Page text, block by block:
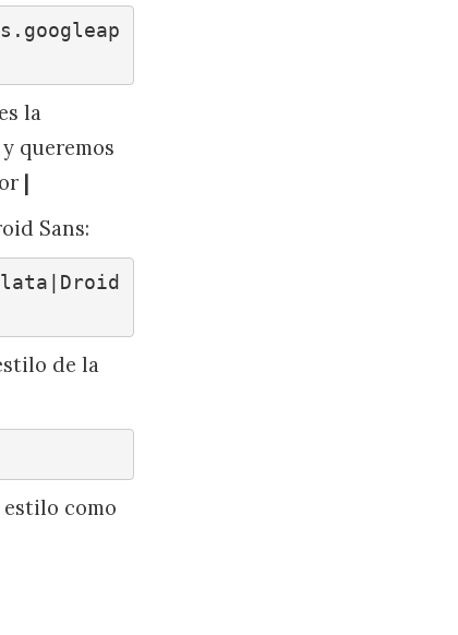
la
queremos
|
Sans:
de la
como